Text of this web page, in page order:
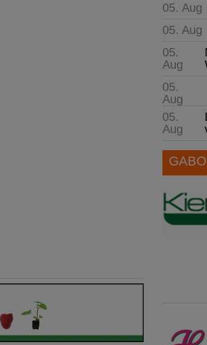
05. Aug
05. Aug
05.
Aug
05.
Aug
05.
Aug